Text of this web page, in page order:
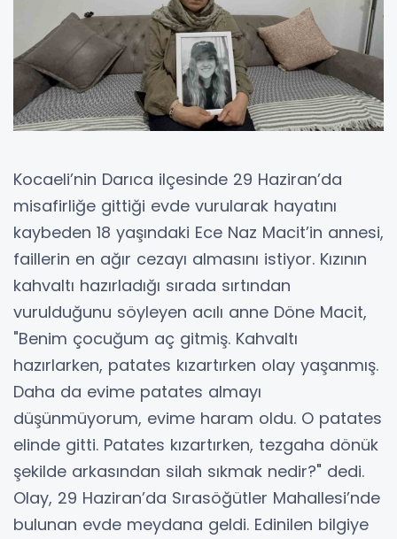
Kocaeli’nin Darıca ilçesinde 29 Haziran’da
misafirliğe gittiği evde vurularak hayatını
kaybeden 18 yaşındaki Ece Naz Macit’in annesi,
faillerin en ağır cezayı almasını istiyor. Kızının
kahvaltı hazırladığı sırada sırtından
vurulduğunu söyleyen acılı anne Döne Macit,
"Benim çocuğum aç gitmiş. Kahvaltı
hazırlarken, patates kızartırken olay yaşanmış.
Daha da evime patates almayı
düşünmüyorum, evime haram oldu. O patates
elinde gitti. Patates kızartırken, tezgaha dönük
şekilde arkasından silah sıkmak nedir?" dedi.
Olay, 29 Haziran’da Sırasöğütler Mahallesi’nde
bulunan evde meydana geldi. Edinilen bilgiye